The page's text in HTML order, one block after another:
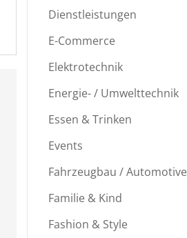
Dienstleistungen
E-Commerce
Elektrotechnik
Energie- / Umwelttechnik
Essen & Trinken
Events
Fahrzeugbau / Automotive
Familie & Kind
Fashion & Style